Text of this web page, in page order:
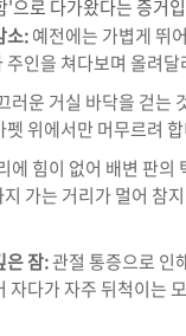
'으로 다가왔다는 증거
소:예전에는 가볍게 뛰
인을 쳐다보며 올려
러운 거실 바닥을 걷는
위에서만 머무르려
에 힘이 없어 배변 판의
가는 거리가 멀어 참
은 잠:관절 통증으로 인
자다가 자주 뒤척이는